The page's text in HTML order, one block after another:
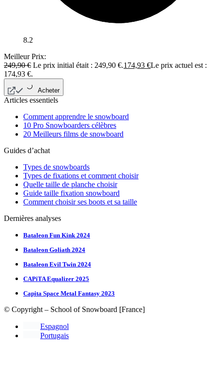
8.2
Meilleur Prix:
249,90€ Le prix initial était : 249,90 €.174,93 €Le prix actuel est :
174,93 €.
Acheter
Articles essentiels
Comment apprendre le snowboard
10 Pro Snowboarders célèbres
20 Meilleurs films de snowboard
Guides d’achat
Types de snowboards
Types de fixations et comment choisir
Quelle taille de planche choisir
Guide taille fixation snowboard
Comment choisir ses boots et sa taille
Dernières analyses
Bataleon Fun Kink 2024
Bataleon Goliath 2024
Bataleon Evil Twin 2024
CAPiTA Equalizer 2025
Capita Space Metal Fantasy 2023
© Copyright – School of Snowboard [France]
Espagnol
Portugais